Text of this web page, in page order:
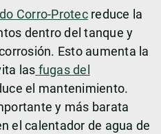
Corro-Protecreduce la
dentro del tanque y
Esto aumenta la
las fugas del
el mantenimiento.
y más barata
el calentador de agua de